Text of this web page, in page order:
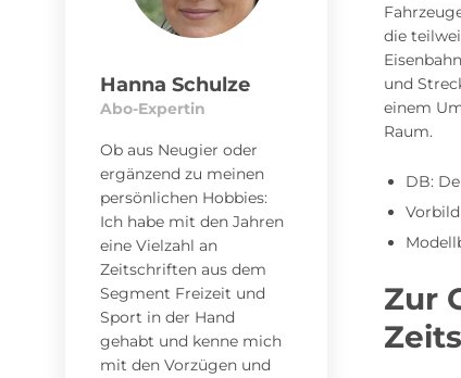
Hanna Schulze
Abo-Expertin
Ob aus Neugier oder
ergänzend zu meinen
persönlichen Hobbies:
Ich habe mit den Jahren
eine Vielzahl an
Zeitschriften aus dem
Segment Freizeit und
Sport in der Hand
gehabt und kenne mich
mit den Vorzügen und
die
und
einem
Raum.
DB:
Zur